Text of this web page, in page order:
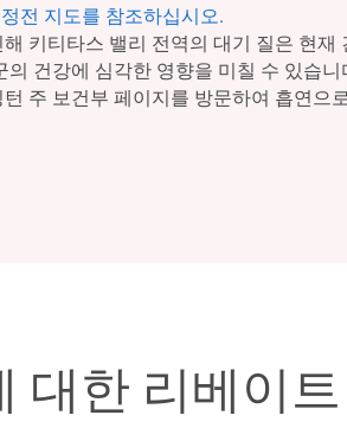
전 지도를 참조하십시오.
키티타스 밸리 전역의 대기 질은 현재
건강에 심각한 영향을 미칠 수 있습니
주 보건부 페이지를 방문하여 흡연으
대한 리베이